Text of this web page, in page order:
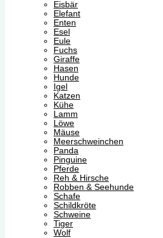
Eisbär
Elefant
Enten
Esel
Eule
Fuchs
Giraffe
Hasen
Hunde
Igel
Katzen
Kühe
Lamm
Löwe
Mäuse
Meerschweinchen
Panda
Pinguine
Pferde
Reh & Hirsche
Robben & Seehunde
Schafe
Schildkröte
Schweine
Tiger
Wolf